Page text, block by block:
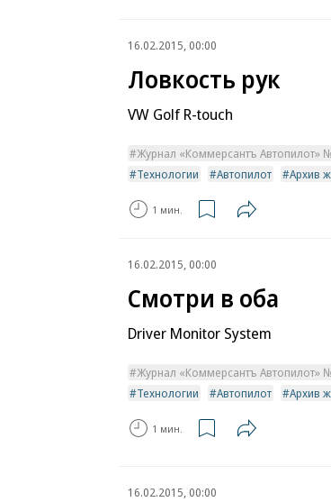
16.02.2015, 00:00
Ловкость рук
VW Golf R-touch
Журнал «Коммерсантъ Автопилот»
Технологии
Автопилот Архив
1 мин.
16.02.2015, 00:00
Смотри в оба
Driver Monitor System
Журнал «Коммерсантъ Автопилот»
Технологии
Автопилот Архив
1 мин.
16.02.2015, 00:00